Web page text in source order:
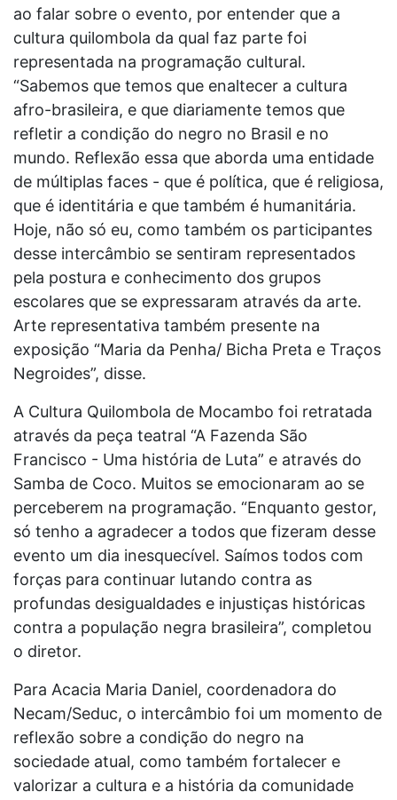
ao falar sobre o evento, por entender que a
cultura quilombola da qual faz parte foi
representada na programação cultural.
“Sabemos que temos que enaltecer a cultura
afro-brasileira, e que diariamente temos que
refletir a condição do negro no Brasil e no
mundo. Reflexão essa que aborda uma entidade
de múltiplas faces - que é política, que é religiosa,
que é identitária e que também é humanitária.
Hoje, não só eu, como também os participantes
desse intercâmbio se sentiram representados
pela postura e conhecimento dos grupos
escolares que se expressaram através da arte.
Arte representativa também presente na
exposição “Maria da Penha/ Bicha Preta e Traços
Negroides”, disse.
A Cultura Quilombola de Mocambo foi retratada
através da peça teatral “A Fazenda São
Francisco - Uma história de Luta” e através do
Samba de Coco. Muitos se emocionaram ao se
perceberem na programação. “Enquanto gestor,
só tenho a agradecer a todos que fizeram desse
evento um dia inesquecível. Saímos todos com
forças para continuar lutando contra as
profundas desigualdades e injustiças históricas
contra a população negra brasileira”, completou
o diretor.
Para Acacia Maria Daniel, coordenadora do
Necam/Seduc, o intercâmbio foi um momento de
reflexão sobre a condição do negro na
sociedade atual, como também fortalecer e
valorizar a cultura e a história da comunidade